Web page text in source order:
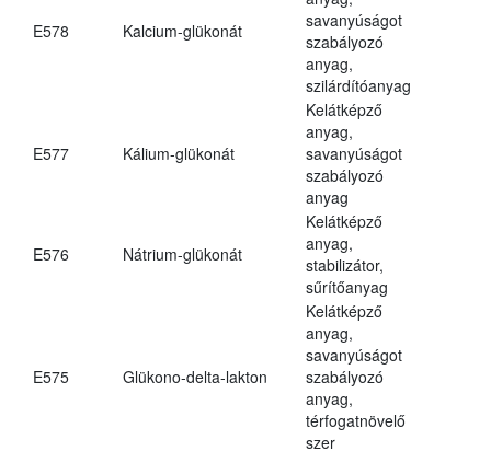
E578 Kalcium-glükonát
savanyúságot
szabályozó
anyag,
szilárdítóanyag
E577 Kálium-glükonát
Kelátképző
anyag,
savanyúságot
szabályozó
anyag
E576 Nátrium-glükonát
Kelátképző
anyag,
stabilizátor,
sűrítőanyag
E575 Glükono-delta-lakton
Kelátképző
anyag,
savanyúságot
szabályozó
anyag,
térfogatnövelő
szer